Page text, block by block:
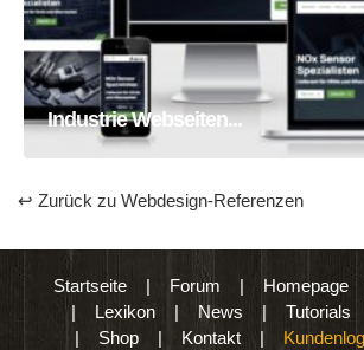
Industrie Webseiten
Homepage
Industrie Webseiten...
↩ Zurück zu Webdesign-Referenzen
Startseite| Forum | Homepage
| Lexikon | News | Tutorials
| Shop | Kontakt |